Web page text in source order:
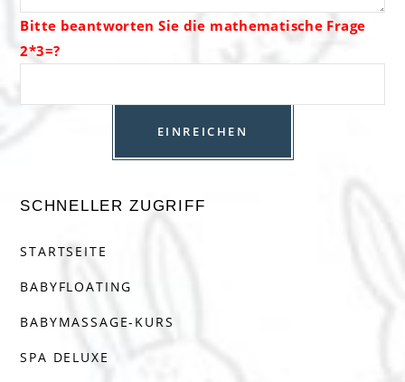
Bitte beantworten Sie die mathematische Frage
2*3=?
SCHNELLER ZUGRIFF
STARTSEITE
BABYFLOATING
BABYMASSAGE-KURS
SPA DELUXE